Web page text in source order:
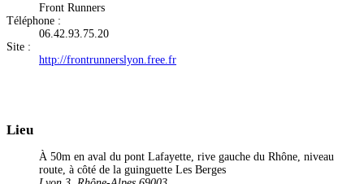
Front Runners
Téléphone :
06.42.93.75.20
Site :
http://frontrunnerslyon.free.fr
Lieu
À 50m en aval du pont Lafayette, rive gauche du Rhône, niveau
route, à côté de la guinguette Les Berges